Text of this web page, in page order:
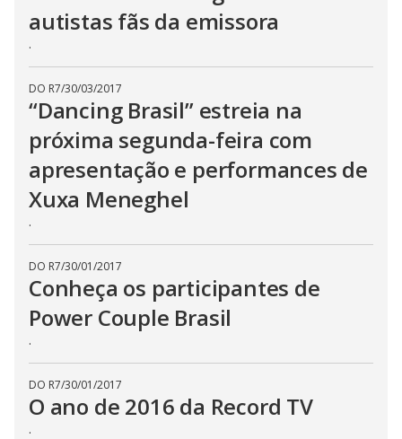
autistas fãs da emissora
.
DO R7/30/03/2017
“Dancing Brasil” estreia na
próxima segunda-feira com
apresentação e performances de
Xuxa Meneghel
.
DO R7/30/01/2017
Conheça os participantes de
Power Couple Brasil
.
DO R7/30/01/2017
O ano de 2016 da Record TV
.